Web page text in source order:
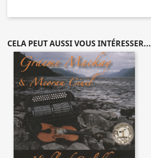
CELA PEUT AUSSI VOUS INTÉRESSER...